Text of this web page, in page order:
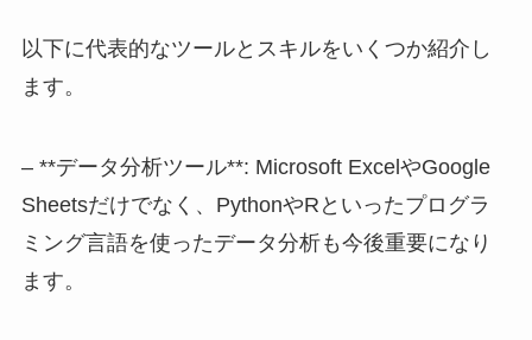
以下に代表的なツールとスキルをいくつか紹介し
ます。
– **データ分析ツール**: Microsoft ExcelやGoogle
Sheetsだけでなく、PythonやRといったプログラ
ミング言語を使ったデータ分析も今後重要になり
ます。